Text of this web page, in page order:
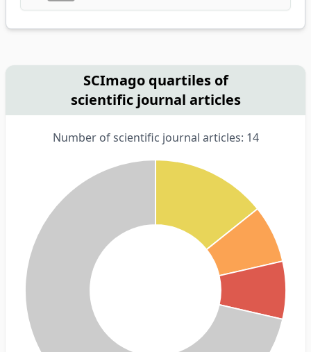
SCImago quartiles of
scientific journal articles
Number of scientific journal articles: 14